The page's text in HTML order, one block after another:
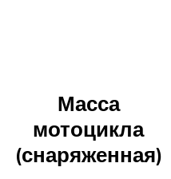
Масса
мотоцикла
(снаряженная)